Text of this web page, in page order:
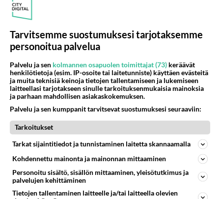
toimiensa valvojalta
Myös työttömyysturvaa koskevien muutosten
arviointi on jäänyt puutteelliseksi.
perusteluja.
Perus- ja ihmisoikeudet on tutkittava paremmin.
https://yle.fi/a/74-20070673
Äänestä Kommentoi
Tarvitsemme suostumuksesi tarjotaksemme
personoitua palvelua
Palvelu ja sen kolmannen osapuolen toimittajat (73) keräävät
henkilötietoja (esim. IP-osoite tai laitetunniste) käyttäen evästeitä
ja muita teknisiä keinoja tietojen tallentamiseen ja lukemiseen
laitteellasi tarjotakseen sinulle tarkoituksenmukaisia mainoksia
ja parhaan mahdollisen asiakaskokemuksen.
Palvelu ja sen kumppanit tarvitsevat suostumuksesi seuraaviin:
Tarkoitukset
Tarkat sijaintitiedot ja tunnistaminen laitetta skannaamalla
Kohdennettu mainonta ja mainonnan mittaaminen
Personoitu sisältö, sisällön mittaaminen, yleisötutkimus ja
palvelujen kehittäminen
Tietojen tallentaminen laitteelle ja/tai laitteella olevien